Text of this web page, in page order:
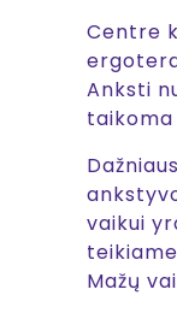
Centre
Anksti
vaikui
Mažų